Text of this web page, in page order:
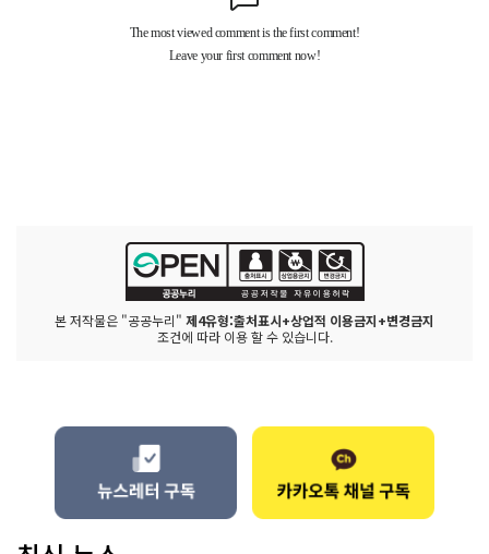
본 저작물은 "공공누리" 제4유형:출처표시+상업적 이용금지+변경금지
조건에 따라 이용 할 수 있습니다.